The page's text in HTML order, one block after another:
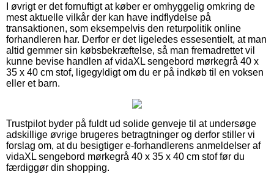
I øvrigt er det fornuftigt at køber er omhyggelig omkring de
mest aktuelle vilkår der kan have indflydelse på
transaktionen, som eksempelvis den returpolitik online
forhandleren har. Derfor er det ligeledes essesentielt, at man
altid gemmer sin købsbekræftelse, så man fremadrettet vil
kunne bevise handlen af vidaXL sengebord mørkegrå 40 x
35 x 40 cm stof, ligegyldigt om du er på indkøb til en voksen
eller et barn.
Trustpilot byder på fuldt ud solide genveje til at undersøge
adskillige øvrige brugeres betragtninger og derfor stiller vi
forslag om, at du besigtiger e-forhandlerens anmeldelser af
vidaXL sengebord mørkegrå 40 x 35 x 40 cm stof før du
færdiggør din shopping.